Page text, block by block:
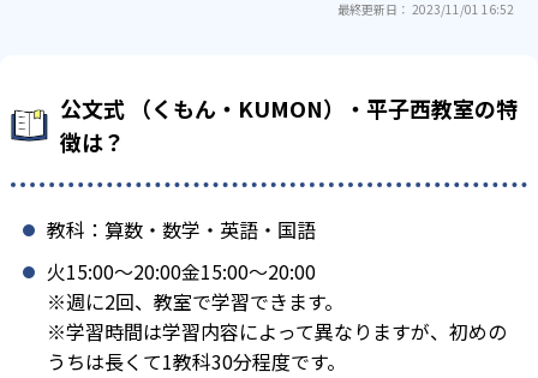
最終更新日： 2023/11/01 16:52
公文式 （くもん・KUMON）・平子西教室の特
徴は？
教科：算数・数学・英語・国語
火15:00〜20:00金15:00〜20:00
※週に2回、教室で学習できます。
※学習時間は学習内容によって異なりますが、初めの
うちは長くて1教科30分程度です。